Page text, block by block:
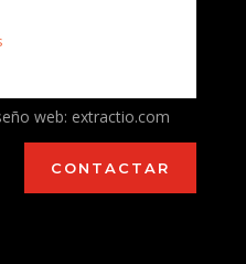
web: extractio.com
CONTACTAR